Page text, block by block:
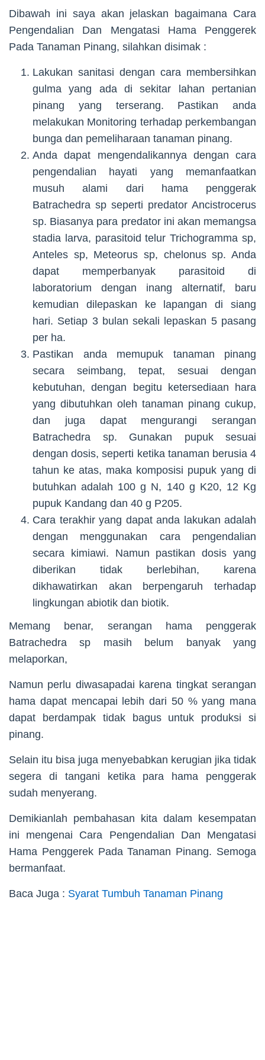
Dibawah ini saya akan jelaskan bagaimana Cara
Pengendalian Dan Mengatasi Hama Penggerek
Pada Tanaman Pinang, silahkan disimak :
Lakukan sanitasi dengan cara membersihkan
gulma yang ada di sekitar lahan pertanian
pinang yang terserang. Pastikan anda
melakukan Monitoring terhadap perkembangan
bunga dan pemeliharaan tanaman pinang.
Anda dapat mengendalikannya dengan cara
pengendalian hayati yang memanfaatkan
musuh alami dari hama penggerak
Batrachedra sp seperti predator Ancistrocerus
sp. Biasanya para predator ini akan memangsa
stadia larva, parasitoid telur Trichogramma sp,
Anteles sp, Meteorus sp, chelonus sp. Anda
dapat memperbanyak parasitoid di
laboratorium dengan inang alternatif, baru
kemudian dilepaskan ke lapangan di siang
hari. Setiap 3 bulan sekali lepaskan 5 pasang
per ha.
Pastikan anda memupuk tanaman pinang
secara seimbang, tepat, sesuai dengan
kebutuhan, dengan begitu ketersediaan hara
yang dibutuhkan oleh tanaman pinang cukup,
dan juga dapat mengurangi serangan
Batrachedra sp. Gunakan pupuk sesuai
dengan dosis, seperti ketika tanaman berusia 4
tahun ke atas, maka komposisi pupuk yang di
butuhkan adalah 100 g N, 140 g K20, 12 Kg
pupuk Kandang dan 40 g P205.
Cara terakhir yang dapat anda lakukan adalah
dengan menggunakan cara pengendalian
secara kimiawi. Namun pastikan dosis yang
diberikan tidak berlebihan, karena
dikhawatirkan akan berpengaruh terhadap
lingkungan abiotik dan biotik.
Memang benar, serangan hama penggerak
Batrachedra sp masih belum banyak yang
melaporkan,
Namun perlu diwasapadai karena tingkat serangan
hama dapat mencapai lebih dari 50 % yang mana
dapat berdampak tidak bagus untuk produksi si
pinang.
Selain itu bisa juga menyebabkan kerugian jika tidak
segera di tangani ketika para hama penggerak
sudah menyerang.
Demikianlah pembahasan kita dalam kesempatan
ini mengenai Cara Pengendalian Dan Mengatasi
Hama Penggerek Pada Tanaman Pinang. Semoga
bermanfaat.
Baca Juga : Syarat Tumbuh Tanaman Pinang